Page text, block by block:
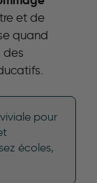
et de
quand
des
pour
écoles,